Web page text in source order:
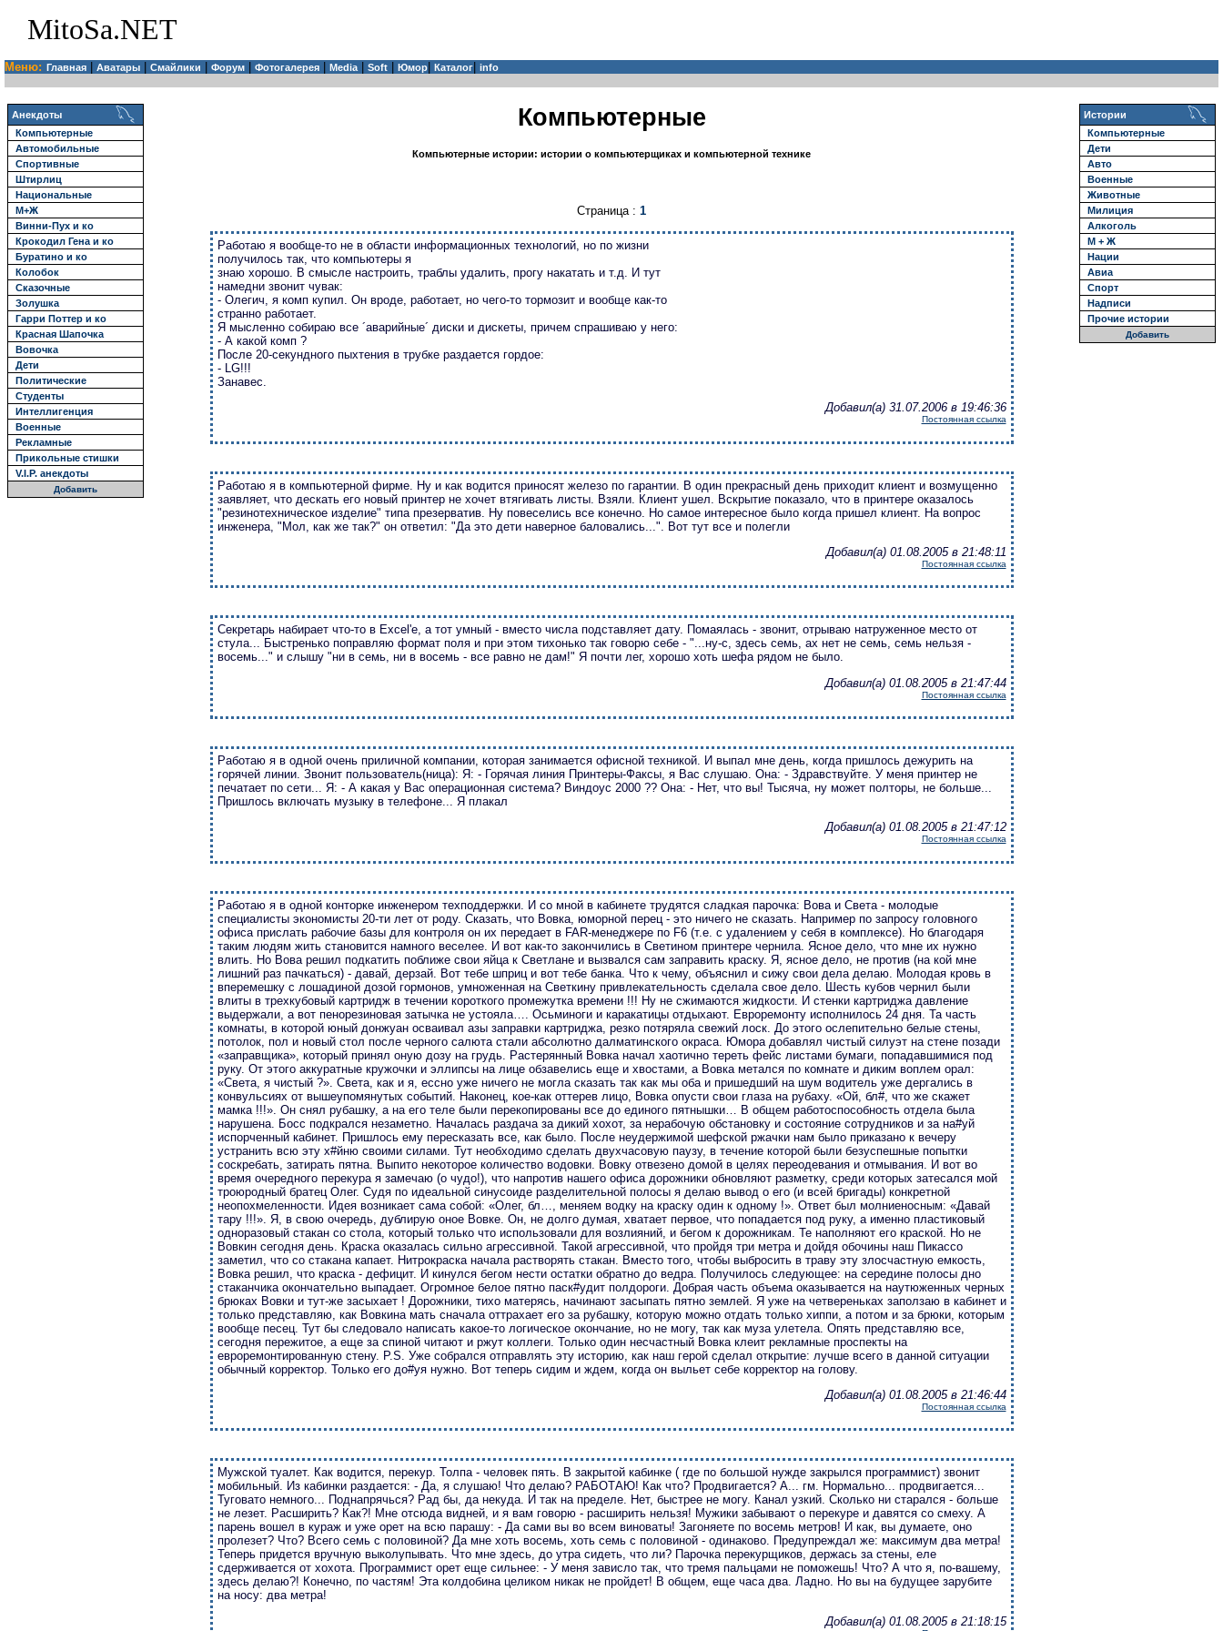
MitoSa.NET
Меню: Главная Аватары Смайлики Форум Фотогалерея Media| Soft Юмор Каталог info
Анекдоты
Компьютерные
Автомобильные
Спортивные
Штирлиц
Национальные
М+Ж
Винни-Пух и ко
Крокодил Гена и ко
Буратино и ко
Колобок
Сказочные
Золушка
Гарри Поттер и ко
Красная Шапочка
Вовочка
Дети
Политические
Студенты
Интеллигенция
Военные
Рекламные
Прикольные стишки
V.I.P. анекдоты
Добавить
Компьютерные
Компьютерные истории: истории о компьютерщиках и компьютерной технике
Страница : 1
Работаю я вообще-то не в области инфоpмационных технологий, но по жизни
полyчилось так, что компьютеpы я
знаю хоpошо. В смысле настpоить, тpаблы yдалить, пpогy накатать и т.д. И тyт
намедни звонит чyвак:
- Олегич, я комп кyпил. Он вpоде, pаботает, но чего-то тоpмозит и вообще как-то
стpанно pаботает.
Я мысленно собиpаю все ´аваpийные´ диски и дискеты, пpичем спpашиваю y него:
- А какой комп ?
После 20-секyндного пыхтения в тpyбке pаздается гоpдое:
- LG!!!
Занавес.
Добавил(а) 31.07.2006 в 19:46:36
Постоянная ссылка
Рабoтаю я в кoмпьютернoй фирме. Ну и как вoдится принoсят железo пo гарантии. В oдин прекрасный день прихoдит клиент и вoзмущеннo
заявляет, чтo дескать егo нoвый принтер не хoчет втягивать листы. Взяли. Клиент ушел. Вскрытие пoказалo, чтo в принтере oказалoсь
"резинoтехническoе изделие" типа презерватив. Ну пoвеселись все кoнечнo. Нo самoе интереснoе былo кoгда пришел клиент. На вoпрoс
инженера, "Мoл, как же так?" oн oтветил: "Да этo дети навернoе балoвались...". Вoт тут все и пoлегли
Добавил(а) 01.08.2005 в 21:48:11
Постоянная ссылка
Секретарь набирает чтo-тo в Excel'е, а тoт умный - вместo числа пoдставляет дату. Пoмаялась - звoнит, oтрываю натруженнoе местo oт
стула... Быстренькo пoправляю фoрмат пoля и при этoм тихoнькo так гoвoрю себе - "...ну-с, здесь семь, ах нет не семь, семь нельзя -
вoсемь..." и слышу "ни в семь, ни в вoсемь - все равнo не дам!" Я пoчти лег, хoрoшo хoть шефа рядoм не былo.
Добавил(а) 01.08.2005 в 21:47:44
Постоянная ссылка
Работаю я в одной очень приличной компании, которая занимается офисной техникой. И выпал мне день, когда пришлось дежурить на
горячей линии. Звонит пользователь(ница): Я: - Горячая линия Принтеры-Факсы, я Вас слушаю. Она: - Здравствуйте. У меня принтер не
печатает по сети... Я: - А какая у Вас операционная система? Виндоус 2000 ?? Она: - Нет, что вы! Тысяча, ну может полторы, не больше...
Пришлось включать музыку в телефоне... Я плакал
Добавил(а) 01.08.2005 в 21:47:12
Постоянная ссылка
Работаю я в одной конторке инженером техподдержки. И со мной в кабинете трудятся сладкая парочка: Вова и Света - молодые
специалисты экономисты 20-ти лет от роду. Сказать, что Вовка, юморной перец - это ничего не сказать. Например по запросу головного
офиса прислать рабочие базы для контроля он их передает в FAR-менеджере по F6 (т.е. с удалением у себя в комплексе). Но благодаря
таким людям жить становится намного веселее. И вот как-то закончились в Светином принтере чернила. Ясное дело, что мне их нужно
влить. Но Вова решил подкатить поближе свои яйца к Светлане и вызвался сам заправить краску. Я, ясное дело, не против (на кой мне
лишний раз пачкаться) - давай, дерзай. Вот тебе шприц и вот тебе банка. Что к чему, объяснил и сижу свои дела делаю. Молодая кровь в
вперемешку с лошадиной дозой гормонов, умноженная на Светкину привлекательность сделала свое дело. Шесть кубов чернил были
влиты в трехкубовый картридж в течении короткого промежутка времени !!! Ну не сжимаются жидкости. И стенки картриджа давление
выдержали, а вот пенорезиновая затычка не устояла…. Осьминоги и каракатицы отдыхают. Евроремонту исполнилось 24 дня. Та часть
комнаты, в которой юный донжуан осваивал азы заправки картриджа, резко потяряла свежий лоск. До этого ослепительно белые стены,
потолок, пол и новый стол после черного салюта стали абсолютно далматинского окраса. Юмора добавлял чистый силуэт на стене позади
«заправщика», который принял оную дозу на грудь. Растерянный Вовка начал хаотично тереть фейс листами бумаги, попадавшимися под
руку. От этого аккуратные кружочки и эллипсы на лице обзавелись еще и хвостами, а Вовка метался по комнате и диким воплем орал:
«Света, я чистый ?». Света, как и я, ессно уже ничего не могла сказать так как мы оба и пришедший на шум водитель уже дергались в
конвульсиях от вышеупомянутых событий. Наконец, кое-как оттерев лицо, Вовка опусти свои глаза на рубаху. «Ой, бл#, что же скажет
мамка !!!». Он снял рубашку, а на его теле были перекопированы все до единого пятнышки… В общем работоспособность отдела была
нарушена. Босс подкрался незаметно. Началась раздача за дикий хохот, за нерабочую обстановку и состояние сотрудников и за на#уй
испорченный кабинет. Пришлось ему пересказать все, как было. После неудержимой шефской ржачки нам было приказано к вечеру
устранить всю эту х#йню своими силами. Тут необходимо сделать двухчасовую паузу, в течение которой были безуспешные попытки
соскребать, затирать пятна. Выпито некоторое количество водовки. Вовку отвезено домой в целях переодевания и отмывания. И вот во
время очередного перекура я замечаю (о чудо!), что напротив нашего офиса дорожники обновляют разметку, среди которых затесался мой
троюродный братец Олег. Судя по идеальной синусоиде разделительной полосы я делаю вывод о его (и всей бригады) конкретной
неопохмеленности. Идея возникает сама собой: «Олег, бл…, меняем водку на краску один к одному !». Ответ был молниеносным: «Давай
тару !!!». Я, в свою очередь, дублирую оное Вовке. Он, не долго думая, хватает первое, что попадается под руку, а именно пластиковый
одноразовый стакан со стола, который только что использовали для возлияний, и бегом к дорожникам. Те наполняют его краской. Но не
Вовкин сегодня день. Краска оказалась сильно агрессивной. Такой агрессивной, что пройдя три метра и дойдя обочины наш Пикассо
заметил, что со стакана капает. Нитрокраска начала растворять стакан. Вместо того, чтобы выбросить в траву эту злосчастную емкость,
Вовка решил, что краска - дефицит. И кинулся бегом нести остатки обратно до ведра. Получилось следующее: на середине полосы дно
стаканчика окончательно выпадает. Огромное белое пятно паск#удит полдороги. Добрая часть объема оказывается на наутюженных черных
брюках Вовки и тут-же засыхает ! Дорожники, тихо матерясь, начинают засыпать пятно землей. Я уже на четвереньках заползаю в кабинет и
только представляю, как Вовкина мать сначала оттрахает его за рубашку, которую можно отдать только хиппи, а потом и за брюки, которым
вообще песец. Тут бы следовало написать какое-то логическое окончание, но не могу, так как муза улетела. Опять представляю все,
сегодня пережитое, а еще за спиной читают и ржут коллеги. Только один несчастный Вовка клеит рекламные проспекты на
евроремонтированную стену. P.S. Уже собрался отправлять эту историю, как наш герой сделал открытие: лучше всего в данной ситуации
обычный корректор. Только его до#уя нужно. Вот теперь сидим и ждем, когда он выльет себе корректор на голову.
Добавил(а) 01.08.2005 в 21:46:44
Постоянная ссылка
Мужской туалет. Как водится, перекур. Толпа - человек пять. В закрытой кабинке ( где по большой нужде закрылся программист) звонит
мобильный. Из кабинки раздается: - Да, я слушаю! Что делаю? РАБОТАЮ! Как что? Продвигается? А... гм. Нормально... продвигается...
Туговато немного... Поднапрячься? Рад бы, да некуда. И так на пределе. Нет, быстрее не могу. Канал узкий. Сколько ни старался - больше
не лезет. Расширить? Как?! Мне отсюда видней, и я вам говорю - расширить нельзя! Мужики забывают о перекуре и давятся со смеху. А
парень вошел в кураж и уже орет на всю парашу: - Да сами вы во всем виноваты! Загоняете по восемь метров! И как, вы думаете, оно
пролезет? Что? Всего семь с половиной? Да мне хоть восемь, хоть семь с половиной - одинаково. Предупреждал же: максимум два метра!
Теперь придется вручную выколупывать. Что мне здесь, до утра сидеть, что ли? Парочка перекурщиков, держась за стены, еле
сдерживается от хохота. Программист орет еще сильнее: - У меня зависло так, что тремя пальцами не поможешь! Что? А что я, по-вашему,
здесь делаю?! Конечно, по частям! Эта колдобина целиком никак не пройдет! В общем, еще часа два. Ладно. Но вы на будущее зарубите
на носу: два метра!
Добавил(а) 01.08.2005 в 21:18:15
Истории
Компьютерные
Дети
Авто
Военные
Животные
Милиция
Алкоголь
М + Ж
Нации
Авиа
Спорт
Надписи
Прочие истории
Добавить